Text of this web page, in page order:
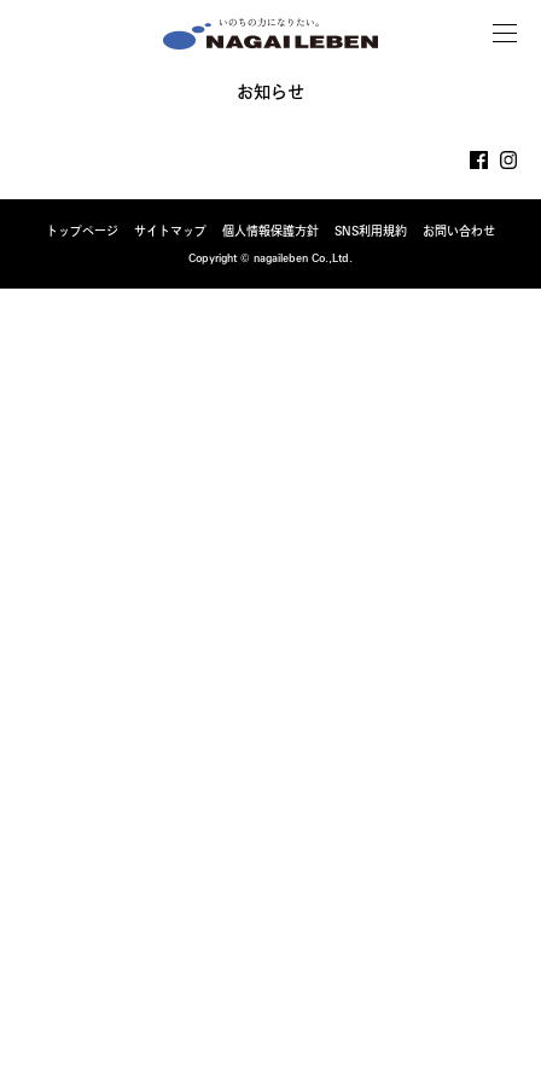
MENU
お知らせ
トップページ サイトマップ 個人情報保護方針 SNS利用規約
お問い合わせ
Copyright © nagaileben Co.,Ltd.